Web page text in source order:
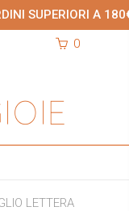
SUPERIORI A
0
LETTERA